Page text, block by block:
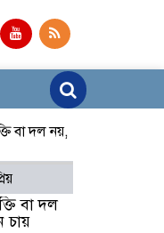
দল নয়, নীতিগত পরিবর্তন চায়
বা দল
চায়